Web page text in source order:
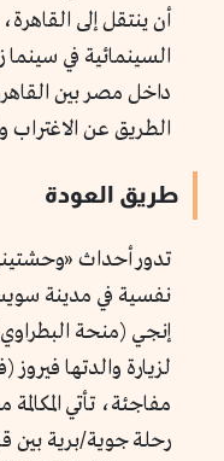
أن ينتقل إلى
السينمائية في
داخل مصر بين
الطريق عن الاغتراب
طريق العودة
تدور أحداث
نفسية في مدينة
إنجي (منحة
لزيارة والدتها
مفاجئة، تأتي
رحلة جوية/برية بين